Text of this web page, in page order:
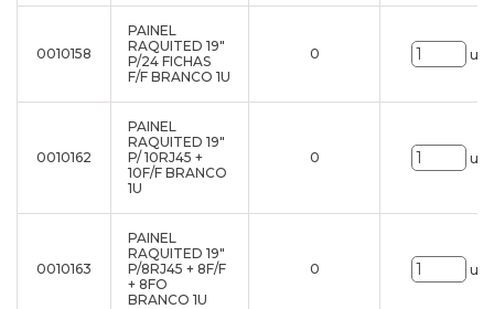
0010158
PAINEL
RAQUITED 19"
P/24 FICHAS
F/F BRANCO 1U
0
0010162
PAINEL
RAQUITED 19"
P/ 10RJ45 +
10F/F BRANCO
1U
0
0010163
PAINEL
RAQUITED 19"
P/8RJ45 + 8F/F
+ 8FO
BRANCO 1U
0